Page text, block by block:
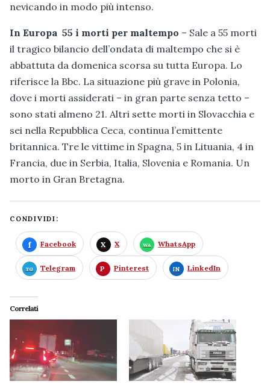
nevicando in modo più intenso.
In Europa 55 i morti per maltempo – Sale a 55 morti
il tragico bilancio dell’ondata di maltempo che si è
abbattuta da domenica scorsa su tutta Europa. Lo
riferisce la Bbc. La situazione più grave in Polonia,
dove i morti assiderati – in gran parte senza tetto –
sono stati almeno 21. Altri sette morti in Slovacchia e
sei nella Repubblica Ceca, continua l’emittente
britannica. Tre le vittime in Spagna, 5 in Lituania, 4 in
Francia, due in Serbia, Italia, Slovenia e Romania. Un
morto in Gran Bretagna.
CONDIVIDI:
Facebook X WhatsApp
Telegram Pinterest LinkedIn
Correlati